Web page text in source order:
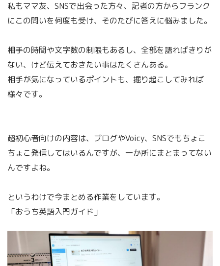
私もママ友、SNSで出会った方々、記者の方からフランク
にこの問いを何度も受け、そのたびに答えに悩みました。
相手の時間や文字数の制限もあるし、全部を語ればきりが
ない、けど伝えておきたい事はたくさんある。
相手が気になっているポイントも、掘り起こしてみれば
様々です。
超初心者向けの内容は、ブログやVoicy、SNSでもちょこ
ちょこ発信してはいるんですが、一か所にまとまってない
んですよね。
というわけで今まとめる作業をしています。
「おうち英語入門ガイド」